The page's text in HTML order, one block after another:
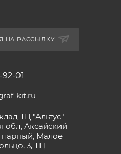
НА РАССЫЛКУ
92-01
kit.ru
ТЦ "Альтус"
обл, Аксайский
Малое
3, ТЦ